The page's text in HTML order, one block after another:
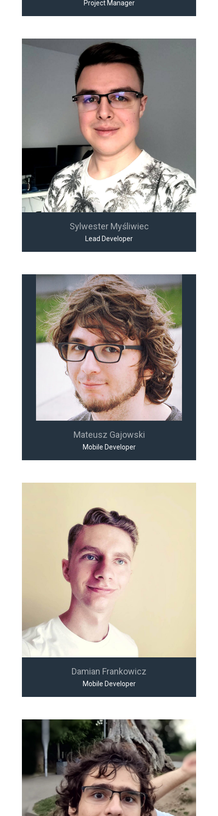
Project Manager
Sylwester Myśliwiec
Lead Developer
Mateusz Gajowski
Mobile Developer
Damian Frankowicz
Mobile Developer